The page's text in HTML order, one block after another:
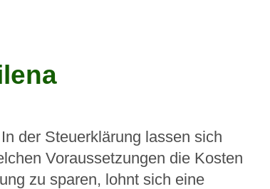
der Steuerklärung lassen sich
Voraussetzungen die Kosten
zu sparen, lohnt sich eine